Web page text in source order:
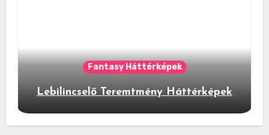
Fantasy Háttérképek
Lebilincselő Teremtmény Háttérképek